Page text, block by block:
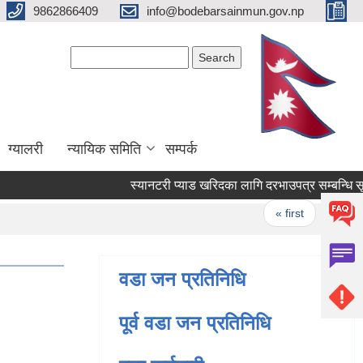
9862866409 info@bodebarsainmun.gov.np
ग्यालरी न्यायिक समिति सम्पर्क
स्यानटरी प्याड खरिदका लागि दरभाउपत्र सम्बन्धि
« first ‹
वडा जन प्रतिनिधि
पूर्व वडा जन प्रतिनिधि